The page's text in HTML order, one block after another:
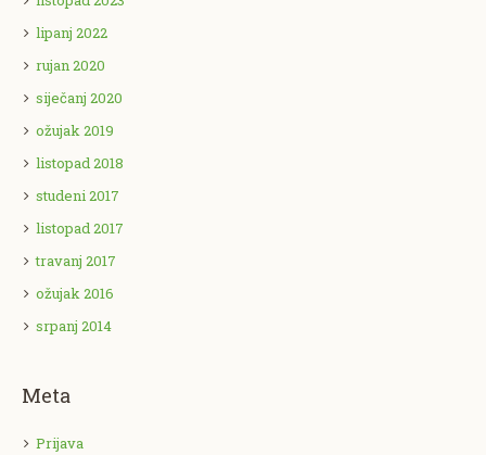
lipanj 2022
rujan 2020
siječanj 2020
ožujak 2019
listopad 2018
studeni 2017
listopad 2017
travanj 2017
ožujak 2016
srpanj 2014
Meta
Prijava